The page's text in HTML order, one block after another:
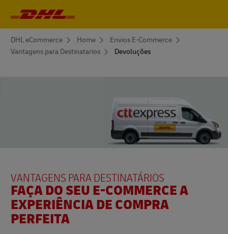
primária
You
here
DHL eCommerce Home
Envios E-Commerce
Vantagens para Destinatarios
Devoluções
VANTAGENS PARA DESTINATÁRIOS
FAÇA DO SEU E-COMMERCE A
EXPERIÊNCIA DE COMPRA
PERFEITA